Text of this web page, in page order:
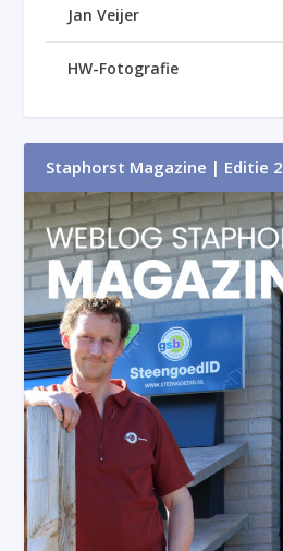
Jan Veijer
HW-Fotografie
Staphorst Magazine | Editie 2